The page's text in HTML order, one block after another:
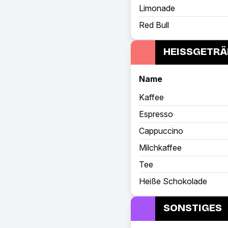
Limonade
Red Bull
Name
Kaffee
Espresso
Cappuccino
Milchkaffee
Tee
Heiße Schokolade
SONSTIGES